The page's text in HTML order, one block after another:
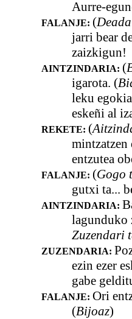
Aurre-
FALANJE: (
jarri bear
zaizkigun!
AINTZINDARIA: (
igarota. (
leku
eskeñi al
REKETE: (
mintzatzen
entzutea
FALANJE: (Gogo
gutxi ta...
AINTZINDARIA:
lagunduko
Zuzendari
ZUZENDARIA:
ezin ezer
gabe
FALANJE: Ori
(Bijoaz)